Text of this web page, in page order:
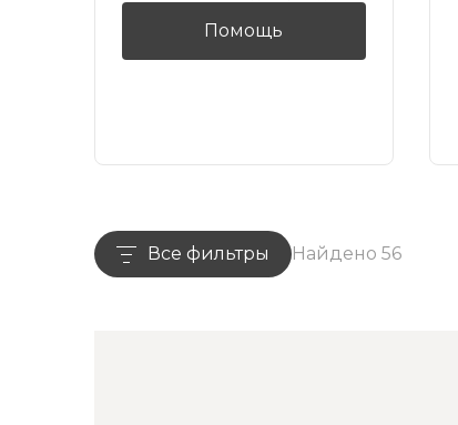
Помощь
Все фильтры Найдено 56